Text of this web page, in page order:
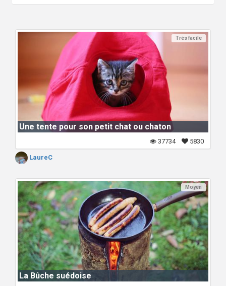
Très facile
Une tente pour son petit chat ou chaton
5830
37734
LaureC
Moyen
La Bûche suédoise